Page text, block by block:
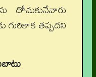
దోచుకునేవారు
తప్పదని